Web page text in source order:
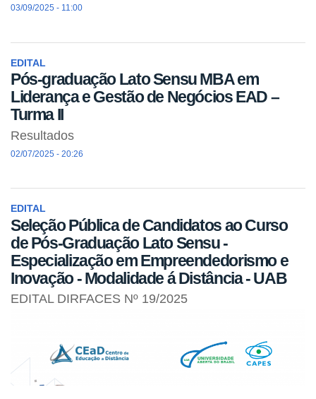
03/09/2025 - 11:00
EDITAL
Pós-graduação Lato Sensu MBA em
Liderança e Gestão de Negócios EAD –
Turma II
Resultados
02/07/2025 - 20:26
EDITAL
Seleção Pública de Candidatos ao Curso
de Pós-Graduação Lato Sensu -
Especialização em Empreendedorismo e
Inovação - Modalidade á Distância - UAB
EDITAL DIRFACES Nº 19/2025